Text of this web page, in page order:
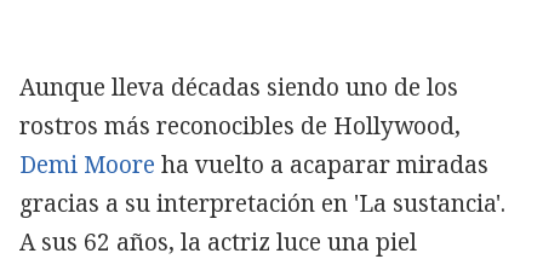
Aunque lleva décadas siendo uno de los
rostros más reconocibles de Hollywood,
Demi Moore ha vuelto a acaparar miradas
gracias a su interpretación en 'La sustancia'.
A sus 62 años, la actriz luce una piel